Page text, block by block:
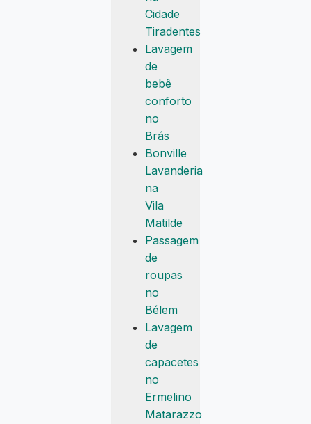
Cidade
Tiradentes
Lavagem
de
bebê
conforto
no
Brás
Bonville
Lavanderia
na
Vila
Matilde
Passagem
de
roupas
no
Bélem
Lavagem
de
capacetes
no
Ermelino
Matarazzo